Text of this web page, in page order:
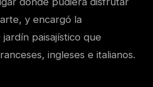
y encargó la
paisajístico que
ingleses e italianos.